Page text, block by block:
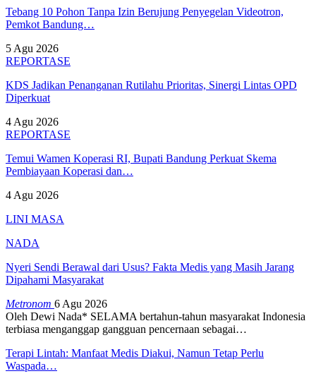
Tebang 10 Pohon Tanpa Izin Berujung Penyegelan Videotron,
Pemkot Bandung…
5 Agu 2026
REPORTASE
KDS Jadikan Penanganan Rutilahu Prioritas, Sinergi Lintas OPD
Diperkuat
4 Agu 2026
REPORTASE
Temui Wamen Koperasi RI, Bupati Bandung Perkuat Skema
Pembiayaan Koperasi dan…
4 Agu 2026
LINI MASA
NADA
Nyeri Sendi Berawal dari Usus? Fakta Medis yang Masih Jarang
Dipahami Masyarakat
Metronom 6 Agu 2026
Oleh Dewi Nada* SELAMA bertahun-tahun masyarakat Indonesia
terbiasa menganggap gangguan pencernaan sebagai…
Terapi Lintah: Manfaat Medis Diakui, Namun Tetap Perlu
Waspada…